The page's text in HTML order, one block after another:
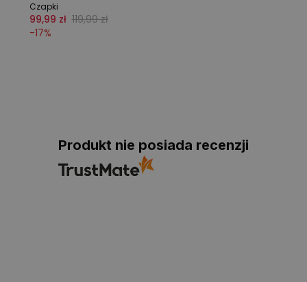
Czapki
99,99 zł 119,99 zł
-17%
Produkt nie posiada recenzji